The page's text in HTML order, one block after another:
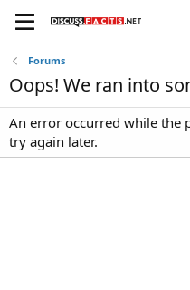
Forums
Oops! We ran into
An error occurred while the
try again later.